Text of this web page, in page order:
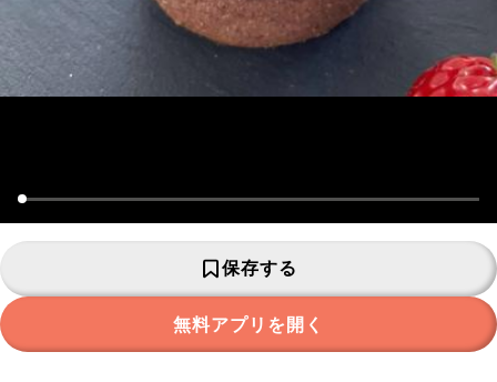
保存する
無料アプリを開く